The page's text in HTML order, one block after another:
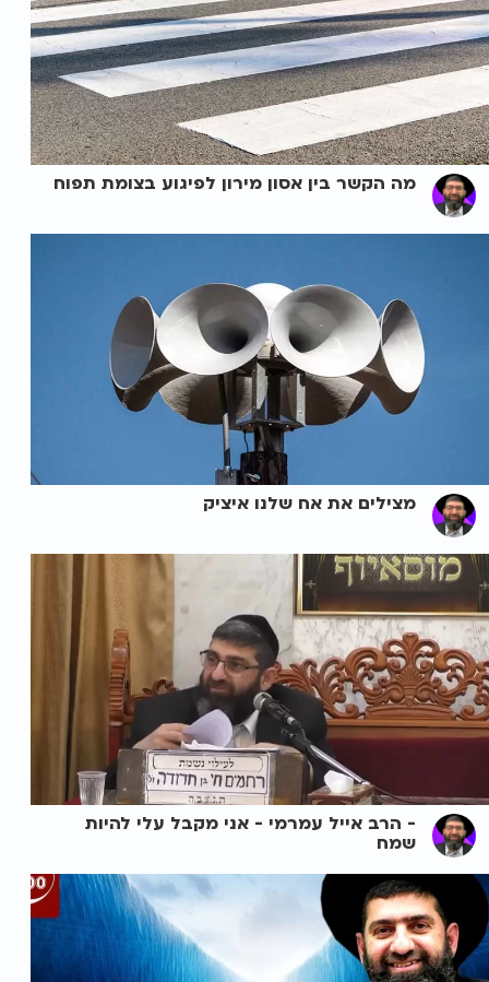
מה הקשר בין אסון מירון לפיגוע בצומת תפוח
מצילים את אח שלנו איציק
- הרב אייל עמרמי - אני מקבל עלי להיות
שמח